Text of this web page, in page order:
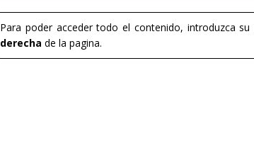
Para poder acceder todo el contenido, introduzca su
derecha de la pagina.